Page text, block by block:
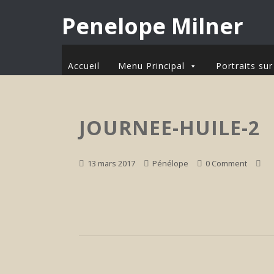
Penelope Milner
Accueil Menu Principal Portraits
JOURNEE-HUILE-2
13 mars 2017 Pénélope 0 Comment